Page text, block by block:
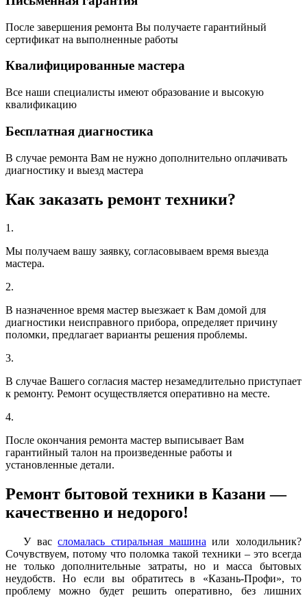
После завершения ремонта Вы получаете гарантийный
сертификат на выполненные работы
Квалифицированные мастера
Все наши специалисты имеют образование и высокую
квалификацию
Бесплатная диагностика
В случае ремонта Вам не нужно дополнительно оплачивать
диагностику и выезд мастера
Как заказать ремонт техники?
1.
Мы получаем вашу заявку, согласовываем время выезда
мастера.
2.
В назначенное время мастер выезжает к Вам домой для
диагностики неисправного прибора, определяет причину
поломки, предлагает варианты решения проблемы.
3.
В случае Вашего согласия мастер незамедлительно приступает
к ремонту. Ремонт осуществляется оперативно на месте.
4.
После окончания ремонта мастер выписывает Вам
гарантийный талон на произведенные работы и
установленные детали.
Ремонт бытовой техники в Казани —
качественно и недорого!
У вассломалась стиральная машина или холодильник?
Сочувствуем, потому что поломка такой техники – это всегда
не только дополнительные затраты, но и масса бытовых
неудобств. Но если вы обратитесь в «Казань-Профи», то
проблему можно будет решить оперативно, без лишних